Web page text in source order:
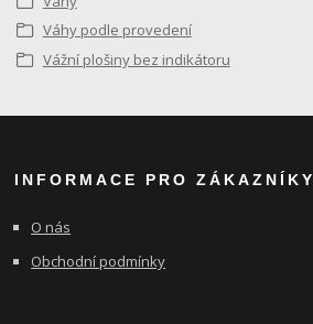
Váhy podle provedení
Vážní plošiny bez indikátoru
INFORMACE PRO ZÁKAZNÍKY
O nás
Obchodní podmínky